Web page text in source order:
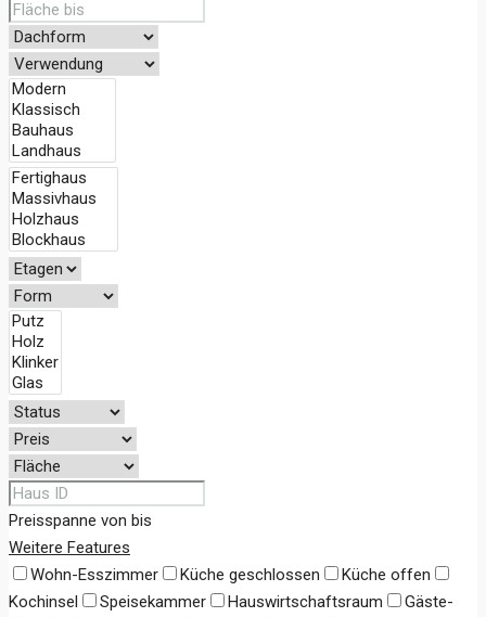
Preisspanne von bis
Weitere Features
Wohn-Esszimmer
Küche geschlossen
Küche offen
Kochinsel
Speisekammer Hauswirtschaftsraum
Gäste-